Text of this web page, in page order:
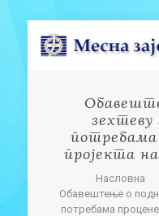
зехтеву
потребама
пројекта
Насловна
Обавештење о
потребама